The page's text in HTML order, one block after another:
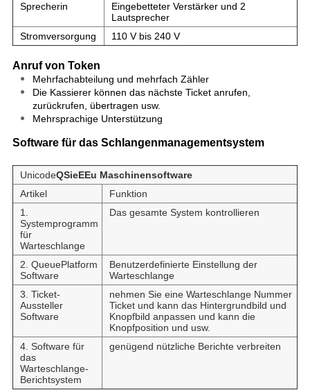
Sprecherin
Eingebetteter Verstärker und 2
Lautsprecher
Stromversorgung
110 V bis 240 V
Anruf von Token
Mehrfachabteilung und mehrfach Zähler
Die Kassierer können das nächste Ticket anrufen,
zurückrufen, übertragen usw.
Mehrsprachige Unterstützung
Software für das Schlangenmanagementsystem
UnicodeQSieEEu Maschinensoftware
Artikel
Funktion
1.
Systemprogramm
für
Warteschlange
Das gesamte System kontrollieren
2. QueuePlatform
Software
Benutzerdefinierte Einstellung der
Warteschlange
3. Ticket-
Aussteller
Software
nehmen Sie eine Warteschlange Nummer
Ticket und kann das Hintergrundbild und
Knopfbild anpassen und kann die
Knopfposition und usw.
4. Software für
das
Warteschlange-
Berichtsystem
genügend nützliche Berichte verbreiten